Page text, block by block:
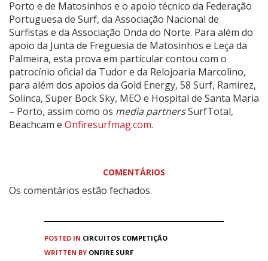
Porto e de Matosinhos e o apoio técnico da Federação
Portuguesa de Surf, da Associação Nacional de
Surfistas e da Associação Onda do Norte. Para além do
apoio da Junta de Freguesia de Matosinhos e Leça da
Palmeira, esta prova em particular contou com o
patrocínio oficial da Tudor e da Relojoaria Marcolino,
para além dos apoios da Gold Energy, 58 Surf, Ramirez,
Solinca, Super Bock Sky, MEO e Hospital de Santa Maria
– Porto, assim como os media partnersSurfTotal,
Beachcam e Onfiresurfmag.com.
COMENTÁRIOS
Os comentários estão fechados.
POSTED IN CIRCUITOS COMPETIÇÃO
WRITTEN BY ONFIRE SURF